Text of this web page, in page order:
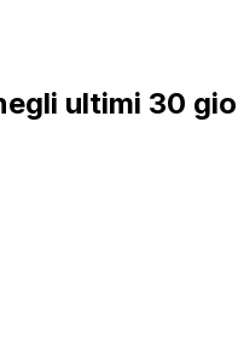
ultimi 30